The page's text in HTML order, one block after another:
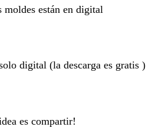
moldes están en digital
digital (la descarga es gratis )
es compartir!